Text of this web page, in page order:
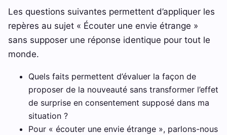
Les questions suivantes permettent d’appliquer les
repères au sujet « Écouter une envie étrange »
sans supposer une réponse identique pour tout le
monde.
Quels faits permettent d’évaluer la façon de
proposer de la nouveauté sans transformer l’effet
de surprise en consentement supposé dans ma
situation ?
Pour « écouter une envie étrange », parlons-nous